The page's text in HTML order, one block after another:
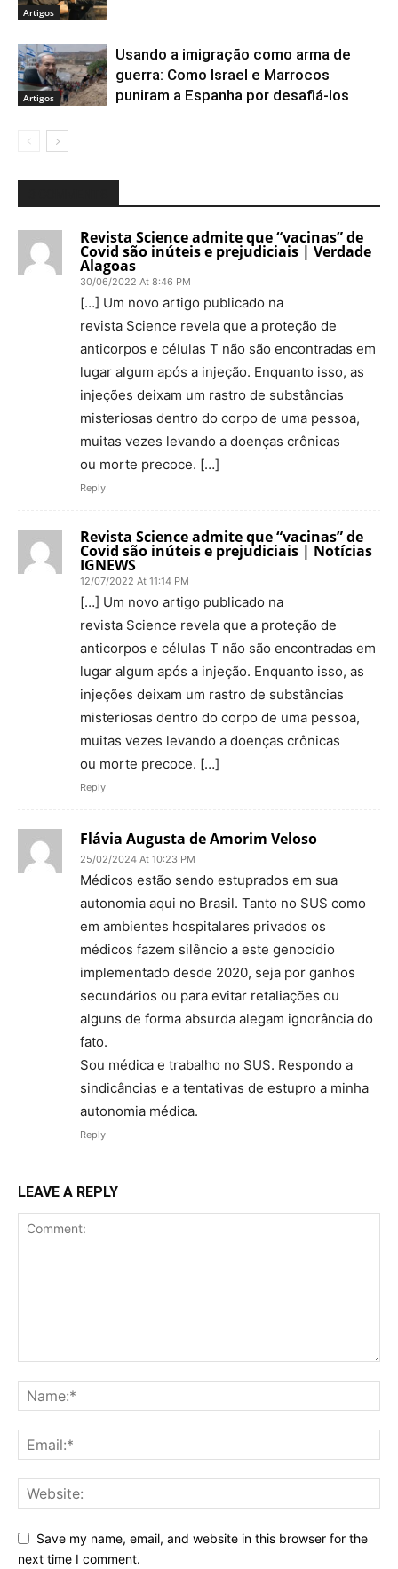
Artigos
Artigos
Usando a imigração como arma de
guerra: Como Israel e Marrocos
puniram a Espanha por desafiá-los
Revista Science admite que “vacinas” de
Covid são inúteis e prejudiciais | Verdade
Alagoas
30/06/2022 At 8:46 PM
[…] Um novo artigo publicado na
revista Science revela que a proteção de
anticorpos e células T não são encontradas em
lugar algum após a injeção. Enquanto isso, as
injeções deixam um rastro de substâncias
misteriosas dentro do corpo de uma pessoa,
muitas vezes levando a doenças crônicas
ou morte precoce. […]
Reply
Revista Science admite que “vacinas” de
Covid são inúteis e prejudiciais | Notícias
IGNEWS
12/07/2022 At 11:14 PM
[…] Um novo artigo publicado na
revista Science revela que a proteção de
anticorpos e células T não são encontradas em
lugar algum após a injeção. Enquanto isso, as
injeções deixam um rastro de substâncias
misteriosas dentro do corpo de uma pessoa,
muitas vezes levando a doenças crônicas
ou morte precoce. […]
Reply
Flávia Augusta de Amorim Veloso
25/02/2024 At 10:23 PM
Médicos estão sendo estuprados em sua
autonomia aqui no Brasil. Tanto no SUS como
em ambientes hospitalares privados os
médicos fazem silêncio a este genocídio
implementado desde 2020, seja por ganhos
secundários ou para evitar retaliações ou
alguns de forma absurda alegam ignorância do
fato.
Sou médica e trabalho no SUS. Respondo a
sindicâncias e a tentativas de estupro a minha
autonomia médica.
Reply
LEAVE A REPLY
Save my name, email, and website in this browser for the
next time I comment.